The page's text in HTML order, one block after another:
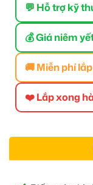
💬 Hỗ trợ kỹ
💰 Giá niêm
🚚 Miễn phí
❤️ Lắp xong